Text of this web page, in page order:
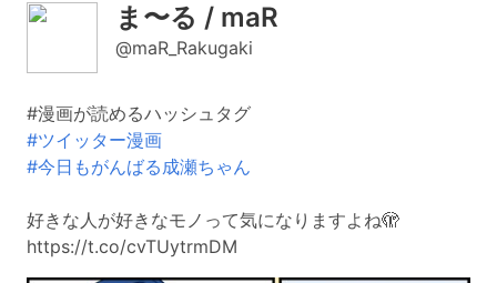
ま〜る / maR
@maR_Rakugaki
#漫画が読めるハッシュタグ
#ツイッター漫画
#今日もがんばる成瀬ちゃん
好きな人が好きなモノって気になりますよね🫣
https://t.co/cvTUytrmDM